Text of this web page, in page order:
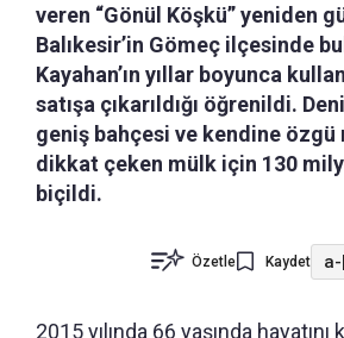
veren “Gönül Köşkü” yeniden
Balıkesir’in Gömeç ilçesinde
Kayahan’ın yıllar boyunca
satışa çıkarıldığı öğrenildi.
geniş bahçesi ve kendine
dikkat çeken mülk için 130
biçildi.
Özetle Kaydet a-|
2015 yılında 66 yaşında hayatını